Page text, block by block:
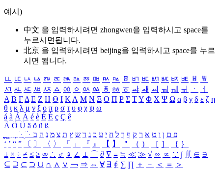
예시)
中文 을 입력하시려면 zhongwen을 입력하시고 space를
누르시면됩니다.
北京 을 입력하시려면 beijing을 입력하시고 space를 누르
시면 됩니다.
ㅥ ㅦ ㅧ ㅨ ㅩ ㅪ ㅫ ㅬ ㅭ ㅮ ㅯ ㅰ ㅱ ㅲ ㅳ ㅴ ㅵ ㅶ ㅷ ㅸ
ㅹ
ㅺ ㅻ ㅼ ㅽ ㅾ ㅿ ㆀ ㆁ ㆂ ㆃ ㆄ ㆅ ㆆ ㆇ ㆈ ㆉ ㆊ ㆋ ㆌ ㆍ
ㆎ
Α Β ΓΔ Ε Ζ Η Θ Ι ΚΛ Μ Ν Ξ Ο Π Ρ Σ ΤΥ Φ Χ Ψ Ω α β γ δ ε ζ η
θ ι κ λ μ ν ξ ο π ρ σ τ υ φ χ ψ ω
á à Á À é è É È ç Ç ê
Ä Ö Ü ä ö ü ß
ִֶֹ ֻּ ׁׂ פ ם ן ו ט א ר ק ף ך ל ח י ע כ ג ד ש ץ ת צ מ נ ה ב
‘ ’ “ ” 〔 〕 〈 〉 「 」 『 』 【 】 ＂ （ ） ［ ］ ｛ ｝
± × ÷ ≠ ≤ ≥ ∞ ∴ ♂ ♀ ∠ ⊥ ⌒ ∂ ∇ ≡ ≒ ≪ ≫ √ ∽ ∝ ∵ ∫ ∬ ∈ ∋
⊆ ⊇ ⊂ ⊃ ∪ ∩ ∧ ∨ ￢ ⇒ ⇔ ∀ ∃ ∮ ∑ ∏ ＋ － ＜ ＝
＞